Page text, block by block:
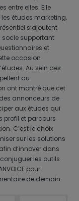
entre elles. Elle
études marketing.
s’ajoutent
socle supportant
et
occasion
Au sein des
au
ont montré que cet
annonceurs de
aux études qui
profil et parcours
C’est le choix
sur les solutions
d’innover dans
les outils
pour
de demain.